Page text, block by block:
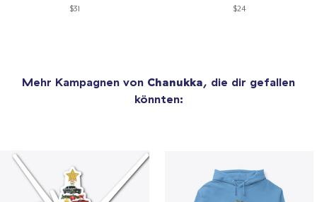
$31 $24
Mehr Kampagnen von Chanukka, die dir gefallen
könnten: